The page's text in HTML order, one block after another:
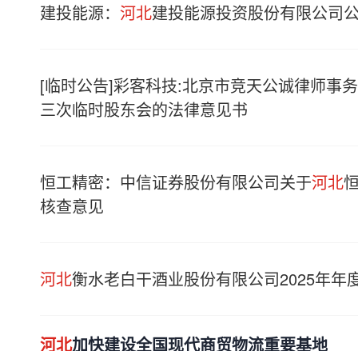
建投能源： 河北建投能源投资股份有限公司
[临时公告]彩客科技:北京市竞天公诚律师事
三次临时股东会的法律意见书
恒工精密：中信证券股份有限公司关于河北
核查意见
河北衡水老白干酒业股份有限公司2025年年
河北加快建设全国现代商贸物流重要基地